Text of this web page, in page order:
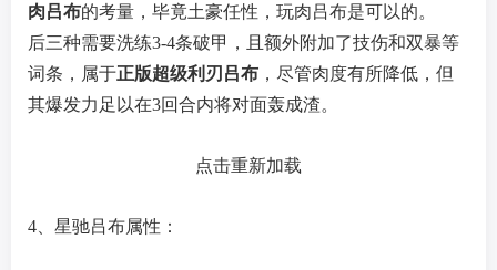
肉吕布的考量，毕竟土豪任性，玩肉吕布是可以的。
后三种需要洗练3-4条破甲，且额外附加了技伤和双暴等
词条，属于正版超级利刃吕布 ，尽管肉度有所降低，但
其爆发力足以在3回合内将对面轰成渣。
点击重新加载
4、星驰吕布属性：